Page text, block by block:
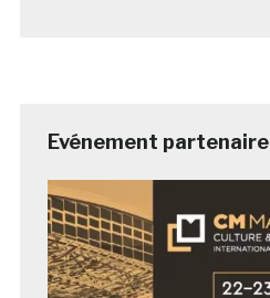
Evénement partenaire